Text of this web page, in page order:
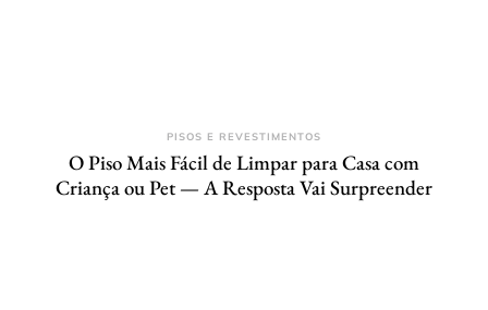
PISOS E REVESTIMENTOS
O Piso Mais Fácil de Limpar para Casa com
Criança ou Pet — A Resposta Vai Surpreender